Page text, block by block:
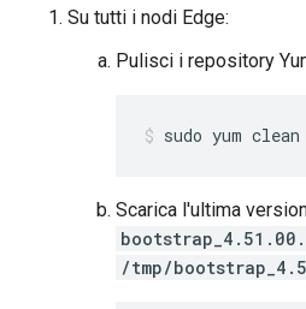
Su tutti i nodi Edge:
Pulisci i repository
sudo yum
Scarica l'ultima
/tmp/